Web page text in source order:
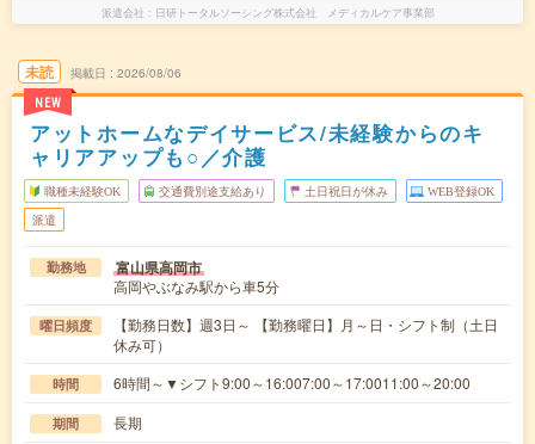
派遣会社 日研トータルソーシング株式会社 メディカルケア事業部
未読
NEW
掲載日 2026/08/06
アットホームなデイサービス/未経験からのキ
ャリアアップも○／介護
職種未経験OK 交通費別途支給あり 土日祝日が休み WEB登録OK
派遣
勤務地 富山県高岡市
高岡やぶなみ駅から車5分
曜日頻度
【勤務日数】週3日～ 【勤務曜日】月～日・シフト制（土日
休み可）
時間 6時間～▼シフト9:00～16:007:00～17:0011:00～20:00
期間 長期